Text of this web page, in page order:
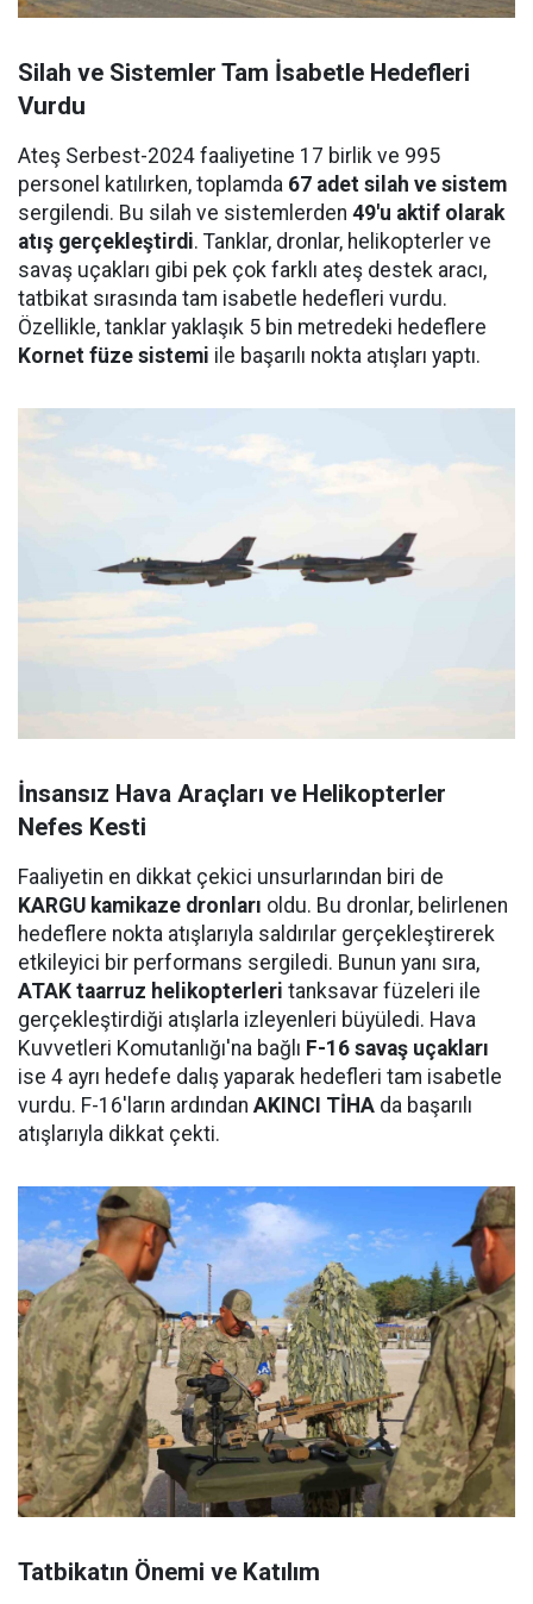
Silah ve Sistemler Tam İsabetle Hedefleri
Vurdu
Ateş Serbest-2024 faaliyetine 17 birlik ve 995
personel katılırken, toplamda 67 adet silah ve sistem
sergilendi. Bu silah ve sistemlerden 49'u aktif olarak
atış gerçekleştirdi. Tanklar, dronlar, helikopterler ve
savaş uçakları gibi pek çok farklı ateş destek aracı,
tatbikat sırasında tam isabetle hedefleri vurdu.
Özellikle, tanklar yaklaşık 5 bin metredeki hedeflere
Kornet füze sistemi ile başarılı nokta atışları yaptı.
İnsansız Hava Araçları ve Helikopterler
Nefes Kesti
Faaliyetin en dikkat çekici unsurlarından biri de
KARGU kamikaze dronları oldu. Bu dronlar, belirlenen
hedeflere nokta atışlarıyla saldırılar gerçekleştirerek
etkileyici bir performans sergiledi. Bunun yanı sıra,
ATAK taarruz helikopterleri tanksavar füzeleri ile
gerçekleştirdiği atışlarla izleyenleri büyüledi. Hava
Kuvvetleri Komutanlığı'na bağlı F-16 savaş uçakları
ise 4 ayrı hedefe dalış yaparak hedefleri tam isabetle
vurdu. F-16'ların ardından AKINCI TİHA da başarılı
atışlarıyla dikkat çekti.
Tatbikatın Önemi ve Katılım